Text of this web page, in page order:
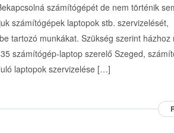
számítógépét de nem történik
számítógépek laptopok stb. szervizelését,
tartozó munkákat. Szükség szerint házhoz
számítógép-laptop szerelő Szeged,
laptopok szervizelése […]